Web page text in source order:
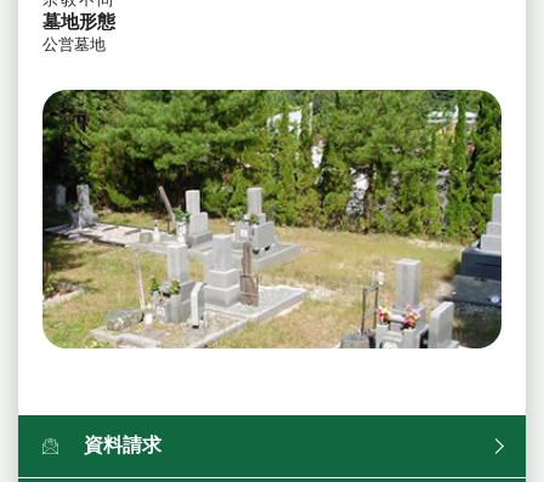
墓地形態
公営墓地
資料請求